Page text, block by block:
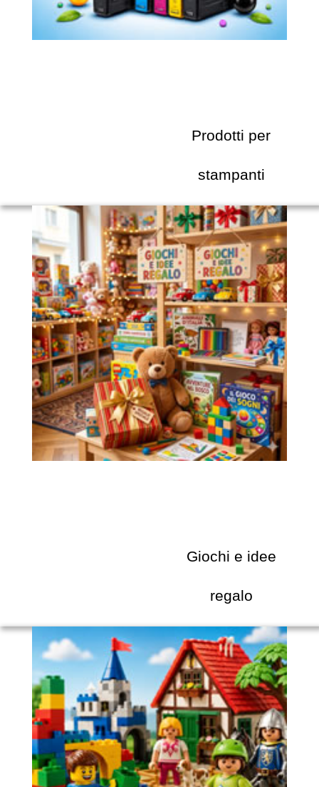
Prodotti per
stampanti
Giochi e idee
regalo